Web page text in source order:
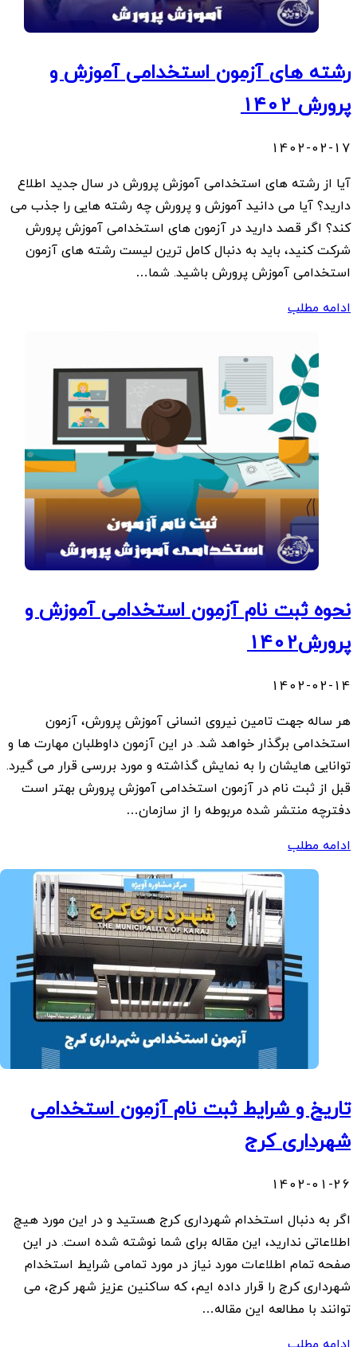
رشته های آزمون استخدامی آموزش و
پرورش ۱۴۰۲
1402-02-17
آیا از رشته های استخدامی آموزش پرورش در سال جدید اطلاع
دارید؟ آیا می دانید آموزش و پرورش چه رشته هایی را جذب می
کند؟ اگر قصد دارید در آزمون های استخدامی آموزش پرورش
شرکت کنید، باید به دنبال کامل ترین لیست رشته های آزمون
استخدامی آموزش پرورش باشید. شما…
ادامه مطلب
نحوه ثبت نام آزمون استخدامی آموزش و
پرورش1402
1402-02-14
هر ساله جهت تامین نیروی انسانی آموزش پرورش، آزمون
استخدامی برگذار خواهد شد. در این آزمون داوطلبان مهارت ها و
توانایی هایشان را به نمایش گذاشته و مورد بررسی قرار می گیرد.
قبل از ثبت نام در آزمون استخدامی آموزش پرورش بهتر است
دفترچه منتشر شده مربوطه را از سازمان…
ادامه مطلب
تاریخ و شرایط ثبت نام آزمون استخدامی
شهرداری کرج
1402-01-26
اگر به دنبال استخدام شهرداری کرج هستید و در این مورد هیچ
اطلاعاتی ندارید، این مقاله برای شما نوشته شده است. در این
صفحه تمام اطلاعات مورد نیاز در مورد تمامی شرایط استخدام
شهرداری کرج را قرار داده ایم، که ساکنین عزیز شهر کرج، می
توانند با مطالعه این مقاله…